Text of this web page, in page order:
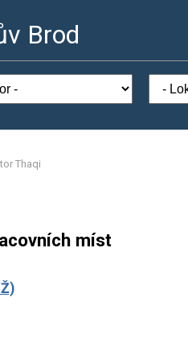
Brod
Thaqi
míst